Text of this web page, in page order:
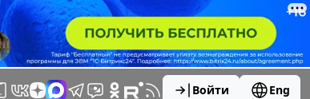
Войти Eng